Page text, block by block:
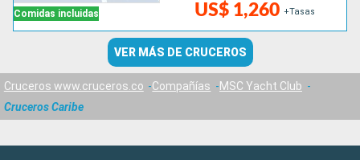
Comidas incluidas US$ 1,260 +Tasas
VER MÁS DE CRUCEROS
Cruceros www.cruceros.co Compañías
MSC Yacht Club
Cruceros Caribe